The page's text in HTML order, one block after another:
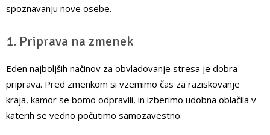
spoznavanju nove osebe.
1. Priprava na zmenek
Eden najboljših načinov za obvladovanje stresa je dobra
priprava. Pred zmenkom si vzemimo čas za raziskovanje
kraja, kamor se bomo odpravili, in izberimo udobna oblačila v
katerih se vedno počutimo samozavestno.